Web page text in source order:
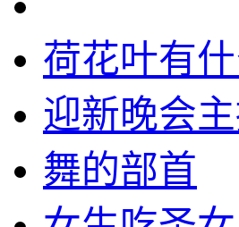
荷花叶有
迎新晚会
舞的部首